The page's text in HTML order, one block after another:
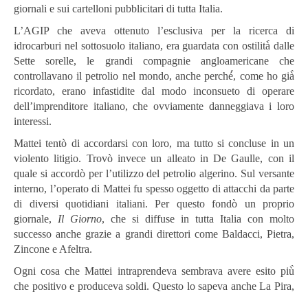
giornali e sui cartelloni pubblicitari di tutta Italia.
L’AGIP che aveva ottenuto l’esclusiva per la ricerca di
idrocarburi nel sottosuolo italiano, era guardata con ostilità̀ dalle
Sette sorelle, le grandi compagnie angloamericane che
controllavano il petrolio nel mondo, anche perché́, come ho già̀
ricordato, erano infastidite dal modo inconsueto di operare
dell’imprenditore italiano, che ovviamente danneggiava i loro
interessi.
Mattei tentò di accordarsi con loro, ma tutto si concluse in un
violento litigio. Trovò invece un alleato in De Gaulle, con il
quale si accordò per l’utilizzo del petrolio algerino. Sul versante
interno, l’operato di Mattei fu spesso oggetto di attacchi da parte
di diversi quotidiani italiani. Per questo fondò un proprio
giornale, Il Giorno, che si diffuse in tutta Italia con molto
successo anche grazie a grandi direttori come Baldacci, Pietra,
Zincone e Afeltra.
Ogni cosa che Mattei intraprendeva sembrava avere esito più̀
che positivo e produceva soldi. Questo lo sapeva anche La Pira,